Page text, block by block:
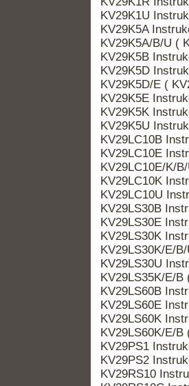
KV29K1U
KV29K5A
KV29K5A/B/U (
KV29K5B
KV29K5D
KV29K5D/E (
KV29K5E
KV29K5K
KV29K5U
KV29LC10B
KV29LC10E
KV29LC10E/K/
KV29LC10K
KV29LC10U
KV29LS30B
KV29LS30E
KV29LS30K
KV29LS30K/E/
KV29LS30U
KV29LS35K/E/
KV29LS60B
KV29LS60E
KV29LS60K
KV29LS60K/E/
KV29PS1
KV29PS2
KV29RS10